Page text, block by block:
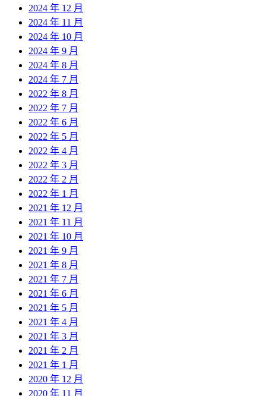
2024 年 12 月
2024 年 11 月
2024 年 10 月
2024 年 9 月
2024 年 8 月
2024 年 7 月
2022 年 8 月
2022 年 7 月
2022 年 6 月
2022 年 5 月
2022 年 4 月
2022 年 3 月
2022 年 2 月
2022 年 1 月
2021 年 12 月
2021 年 11 月
2021 年 10 月
2021 年 9 月
2021 年 8 月
2021 年 7 月
2021 年 6 月
2021 年 5 月
2021 年 4 月
2021 年 3 月
2021 年 2 月
2021 年 1 月
2020 年 12 月
2020 年 11 月